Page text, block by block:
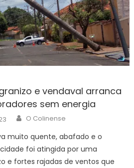
e vendaval arranca
sem energia
Author
O Colinense
muito quente, abafado e o
foi atingida por uma
e fortes rajadas de ventos que